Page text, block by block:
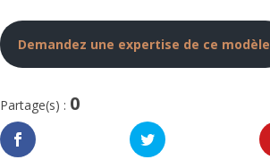
Demandez une expertise de ce modèle
Partage(s) : 0